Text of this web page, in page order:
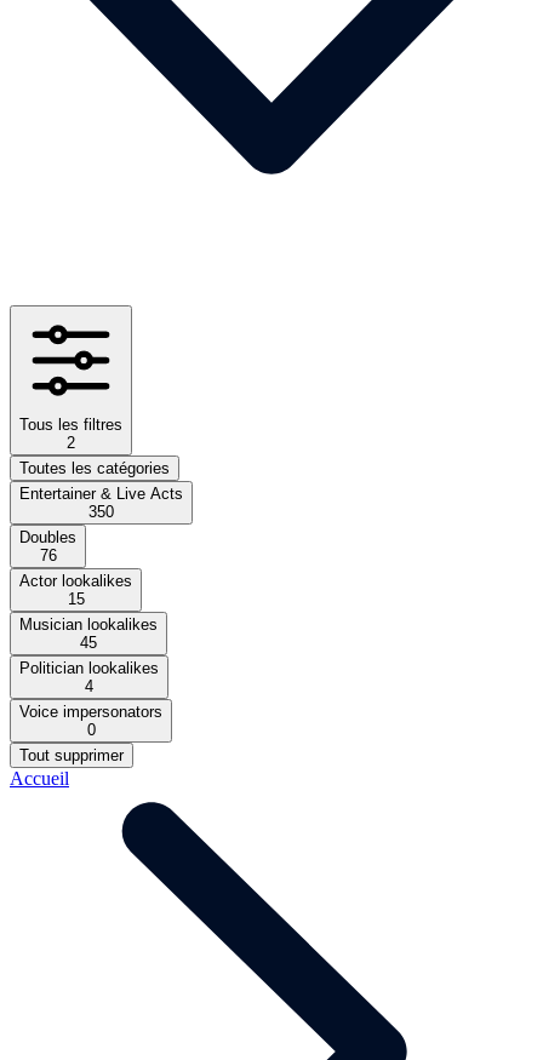
Tous les filtres
2
Toutes les catégories
Entertainer & Live Acts
350
Doubles
76
Actor lookalikes
15
Musician lookalikes
45
Politician lookalikes
4
Voice impersonators
0
Tout supprimer
Accueil